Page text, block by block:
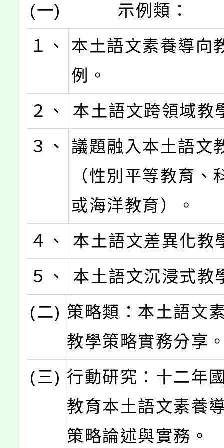
(一)
示例類：
１、
本土語文素養導向
例。
２、
本土語文跨領域教
３、
議題融入本土語文
（性別平等教育、
或海洋教育）。
４、
本土語文差異化教
５、
本土語文沉浸式教
(二) 策略類：本土語文
教學策略實務分享
(三) 行動研究：十二年
教育本土語文素養
策略論述與實務。